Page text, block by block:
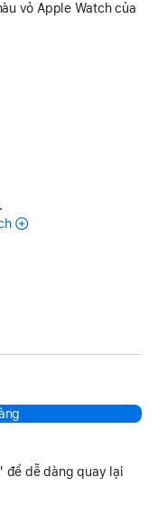
vỏ Apple Watch của
để dễ dàng quay lại